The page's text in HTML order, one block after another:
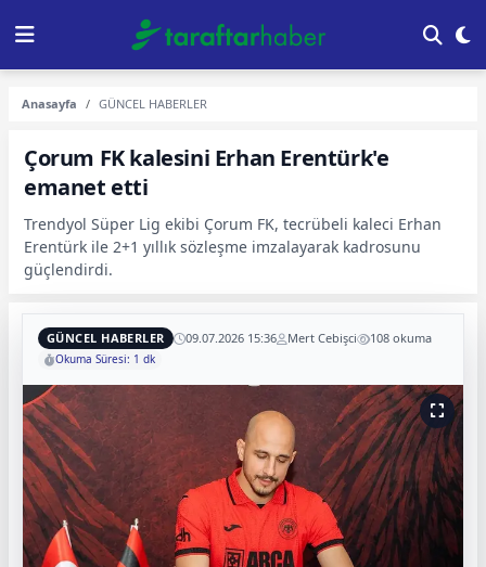
Anasayfa GÜNCEL HABERLER
Çorum FK kalesini Erhan Erentürk'e
emanet etti
Trendyol Süper Lig ekibi Çorum FK, tecrübeli kaleci Erhan
Erentürk ile 2+1 yıllık sözleşme imzalayarak kadrosunu
güçlendirdi.
GÜNCEL HABERLER 09.07.2026 15:36 Mert Cebişci 108 okuma
Okuma Süresi: 1 dk